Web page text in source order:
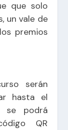
que solo
un vale de
premios
serán
hasta el
se podrá
QR